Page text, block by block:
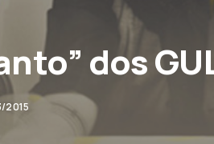
dos
2015